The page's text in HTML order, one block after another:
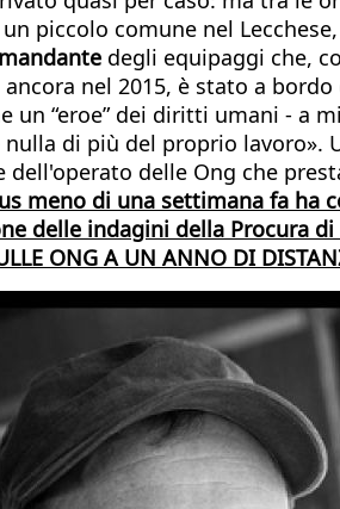
piccolo comune nel
degli equipaggi che,
nel 2015, è stato a
un “eroe” dei diritti umani - a
di più del proprio
delle Ong che
meno di una settimana fa ha
delle indagini della Procura di
ONG A UN ANNO DI